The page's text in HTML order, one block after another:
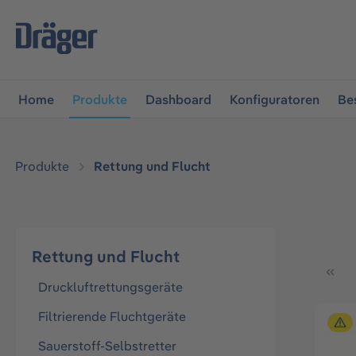
springen
Home Produkte Dashboard Konfiguratoren
Produkte Rettung und Flucht
Rettung und Flucht
Druckluftrettungsgeräte
Filtrierende Fluchtgeräte
Sauerstoff-Selbstretter